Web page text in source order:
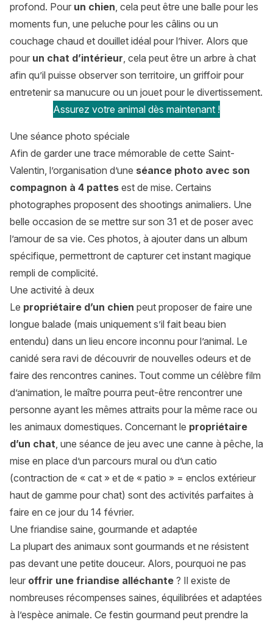
profond. Pour un chien, cela peut être une balle pour les
moments fun, une peluche pour les câlins ou un
couchage chaud et douillet idéal pour l’hiver. Alors que
pour un chat d’intérieur, cela peut être un arbre à chat
afin qu’il puisse observer son territoire, un griffoir pour
entretenir sa manucure ou un jouet pour le divertissement.
Assurez votre animal dès maintenant !
Une séance photo spéciale
Afin de garder une trace mémorable de cette Saint-
Valentin, l’organisation d’une séance photo avec son
compagnon à 4 pattes est de mise. Certains
photographes proposent des shootings animaliers. Une
belle occasion de se mettre sur son 31 et de poser avec
l’amour de sa vie. Ces photos, à ajouter dans un album
spécifique, permettront de capturer cet instant magique
rempli de complicité.
Une activité à deux
Le propriétaire d’un chien peut proposer de faire une
longue balade (mais uniquement s’il fait beau bien
entendu) dans un lieu encore inconnu pour l’animal. Le
canidé sera ravi de découvrir de nouvelles odeurs et de
faire des rencontres canines. Tout comme un célèbre film
d’animation, le maître pourra peut-être rencontrer une
personne ayant les mêmes attraits pour la même race ou
les animaux domestiques. Concernant le propriétaire
d’un chat, une séance de jeu avec une canne à pêche, la
mise en place d’un parcours mural ou d’un catio
(contraction de « cat » et de « patio » = enclos extérieur
haut de gamme pour chat) sont des activités parfaites à
faire en ce jour du 14 février.
Une friandise saine, gourmande et adaptée
La plupart des animaux sont gourmands et ne résistent
pas devant une petite douceur. Alors, pourquoi ne pas
leur offrir une friandise alléchante ? Il existe de
nombreuses récompenses saines, équilibrées et adaptées
à l’espèce animale. Ce festin gourmand peut prendre la